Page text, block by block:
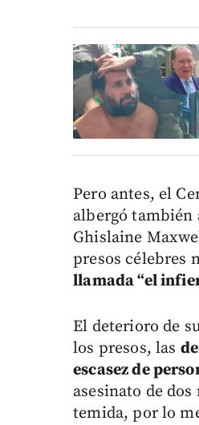
Pero antes, el
albergó
Ghislaine
presos célebres
llamada “el
El deterioro de
los presos, las
escasez de
asesinato de
temida, por lo